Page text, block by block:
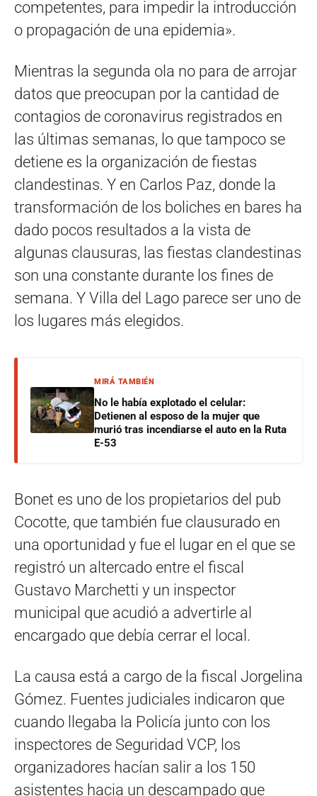
competentes, para impedir la introducción
o propagación de una epidemia».
Mientras la segunda ola no para de arrojar
datos que preocupan por la cantidad de
contagios de coronavirus registrados en
las últimas semanas, lo que tampoco se
detiene es la organización de fiestas
clandestinas. Y en Carlos Paz, donde la
transformación de los boliches en bares ha
dado pocos resultados a la vista de
algunas clausuras, las fiestas clandestinas
son una constante durante los fines de
semana. Y Villa del Lago parece ser uno de
los lugares más elegidos.
MIRÁ TAMBIÉN
No le había explotado el celular:
Detienen al esposo de la mujer que
murió tras incendiarse el auto en la Ruta
E-53
Bonet es uno de los propietarios del pub
Cocotte, que también fue clausurado en
una oportunidad y fue el lugar en el que se
registró un altercado entre el fiscal
Gustavo Marchetti y un inspector
municipal que acudió a advertirle al
encargado que debía cerrar el local.
La causa está a cargo de la fiscal Jorgelina
Gómez. Fuentes judiciales indicaron que
cuando llegaba la Policía junto con los
inspectores de Seguridad VCP, los
organizadores hacían salir a los 150
asistentes hacia un descampado que